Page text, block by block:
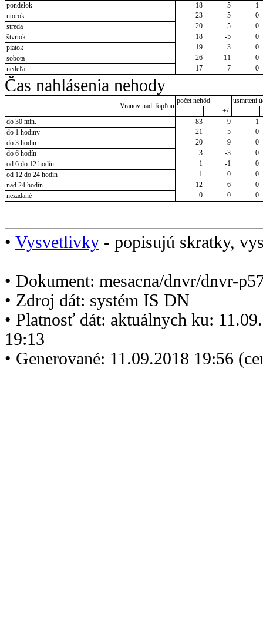
pondelok
18 5
1
utorok
23 5
0
streda
20 5
0
štvrtok
18 -5
0
piatok
19 -3
0
sobota
26 11
0
nedeľa
17 7 0
Čas nahlásenia nehody
Vranov nad Topľou
počet nehôd
usmrtení
+/-
do 30 min.
83 9
1
do 1 hodiny
21 5
0
do 3 hodín
20 9
0
do 6 hodín
3 -3
0
od 6 do 12 hodín
1 -1
0
od 12 do 24 hodín
1 0
0
nad 24 hodín
12 6
0
nezadané
0 0 0
• Vysvetlivky - popisujú skratky,
• Dokument: mesacna/dnvr/dnvr-
• Zdroj dát: systém IS DN
• Platnosť dát: aktuálnych ku:
19:13
• Generované: 11.09.2018 19:56